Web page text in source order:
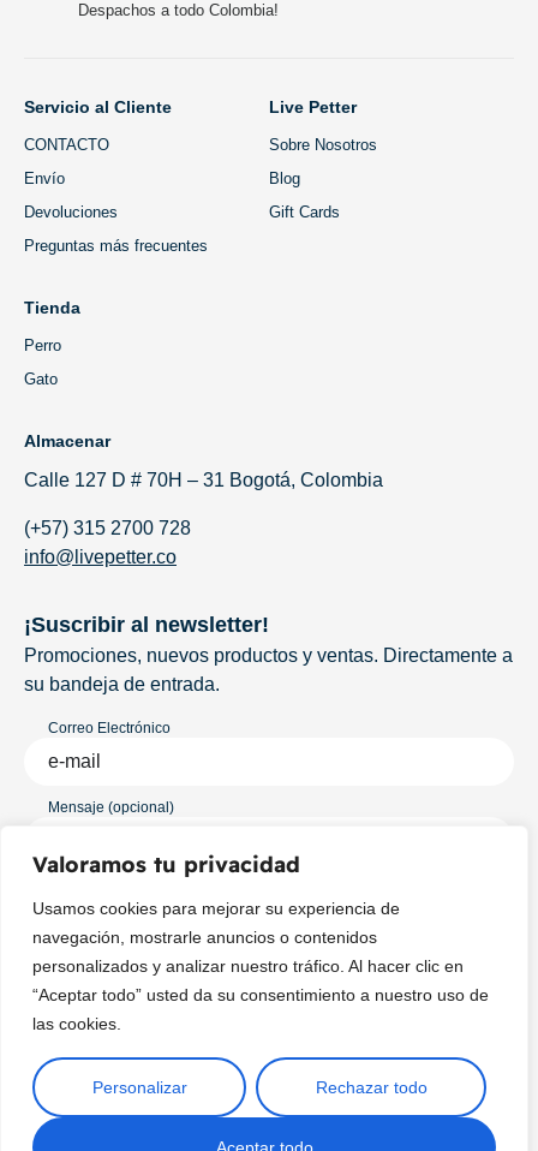
Valoramos tu privacidad
Usamos cookies para mejorar su experiencia de
navegación, mostrarle anuncios o contenidos
personalizados y analizar nuestro tráfico. Al hacer clic en
“Aceptar todo” usted da su consentimiento a nuestro uso de
las cookies.
Personalizar Rechazar todo
Despachos a todo Colombia!
Servicio al Cliente
CONTACTO
Envío
Devoluciones
Preguntas más frecuentes
Live Petter
Sobre Nosotros
Blog
Gift Cards
Tienda
Perro
Gato
Almacenar
Calle 127 D # 70H – 31 Bogotá, Colombia
(+57) 315 2700 728
info@livepetter.co
Copyright © 2025 ¦ livepetter: Todos los derechos reservados.
política de privacidad
¡Suscribir al newsletter!
Promociones, nuevos productos y ventas. Directamente a
su bandeja de entrada.
Correo Electrónico
Mensaje (opcional)
Suscribir